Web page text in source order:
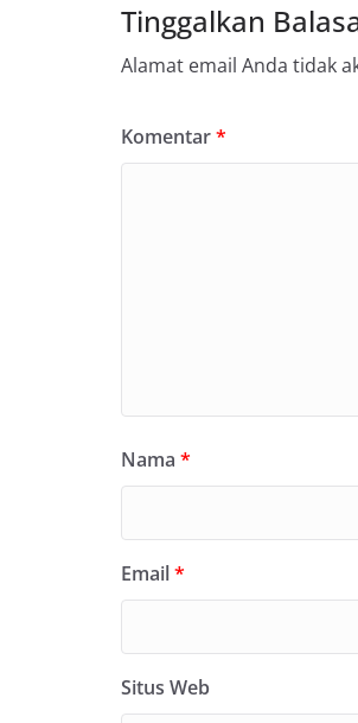
Tinggalkan
Alamat email Anda tidak
Komentar*
Nama *
Email*
Situs Web